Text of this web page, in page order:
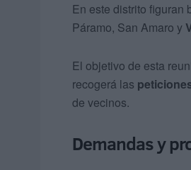
En este distrito figuran
Páramo, San Amaro y
El objetivo de esta
recogerá las
de vecinos.
Demandas y